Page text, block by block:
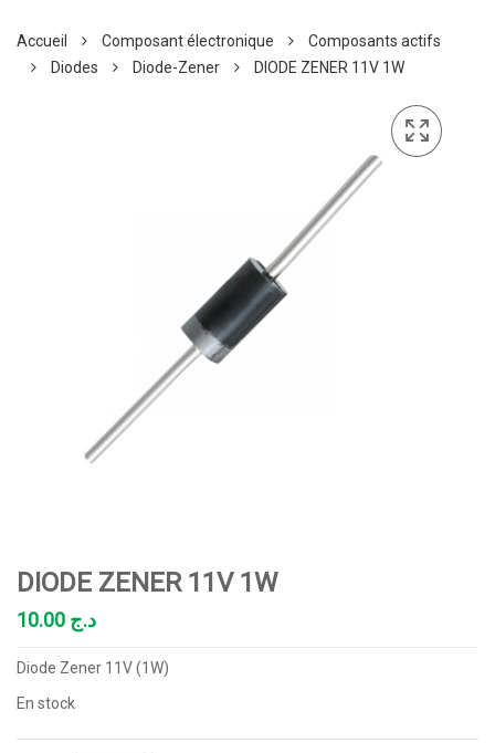
Accueil Composant électronique
Composants actifs
Diodes
Diode-Zener DIODE ZENER 11V 1W
DIODE ZENER 11V 1W
د.ج
Diode Zener 11V (1W)
En stock